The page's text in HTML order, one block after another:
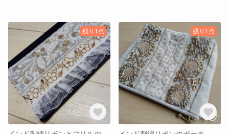
残り1点 残り1点